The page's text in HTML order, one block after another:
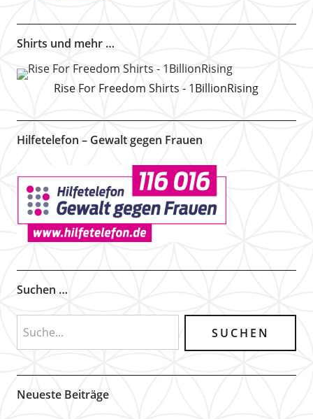
Shirts und mehr …
Rise For Freedom Shirts - 1BillionRising
Hilfetelefon – Gewalt gegen Frauen
Suchen …
Neueste Beiträge